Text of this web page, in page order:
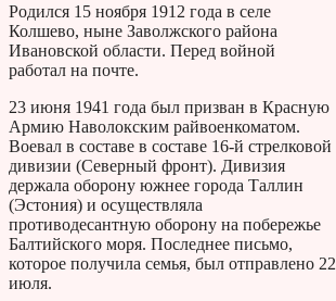
Родился 15 ноября 1912 года в селе
Колшево, ныне Заволжского района
Ивановской области. Перед войной
работал на почте.
23 июня 1941 года был призван в Красную
Армию Наволокским райвоенкоматом.
Воевал в составе в составе 16-й стрелковой
дивизии (Северный фронт). Дивизия
держала оборону южнее города Таллин
(Эстония) и осуществляла
противодесантную оборону на побережье
Балтийского моря. Последнее письмо,
которое получила семья, был отправлено 22
июля.